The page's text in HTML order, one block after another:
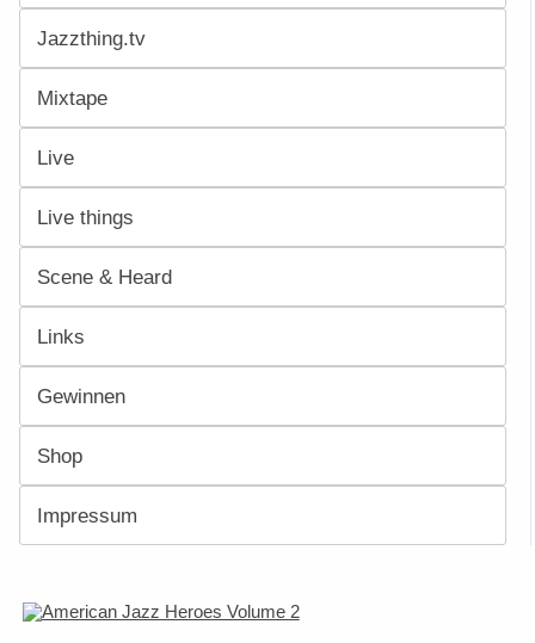
Jazzthing.tv
Mixtape
Live
Live things
Scene & Heard
Links
Gewinnen
Shop
Impressum